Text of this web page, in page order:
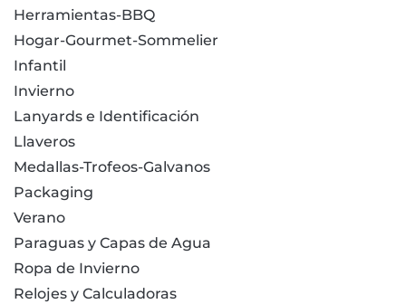
Herramientas-BBQ
Hogar-Gourmet-Sommelier
Infantil
Invierno
Lanyards e Identificación
Llaveros
Medallas-Trofeos-Galvanos
Packaging
Verano
Paraguas y Capas de Agua
Ropa de Invierno
Relojes y Calculadoras